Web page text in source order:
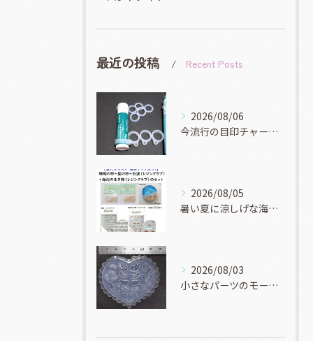
最近の投稿 Recent Posts
2026/08/06
今流行の目印チャーム！
2026/08/05
暑い夏に涼しげな海系マリン系アイテムを作りませんか？
2026/08/03
小さなパーツのモールドもいろんな種類ありますよ！